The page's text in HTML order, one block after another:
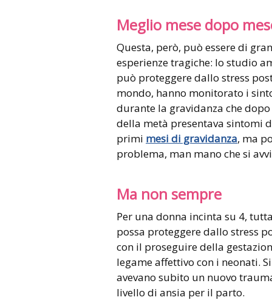
Meglio mese dopo
Questa, però, può essere di
esperienze tragiche: lo studio
può proteggere dallo stress
mondo, hanno monitorato i
durante la gravidanza che
della metà presentava sintomi
primi mesi di gravidanza, ma
problema, man mano che si
Ma non sempre
Per una donna incinta su 4,
possa proteggere dallo stress
con il proseguire della
legame affettivo con i neonati.
avevano subito un nuovo
livello di ansia per il parto.